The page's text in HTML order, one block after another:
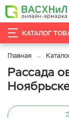
КАТАЛОГ
Главная
Рассада